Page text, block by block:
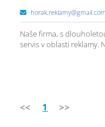
horak.reklamy@gmail.com
Naše firma, s
servis v oblasti reklamy.
<< 1 >>